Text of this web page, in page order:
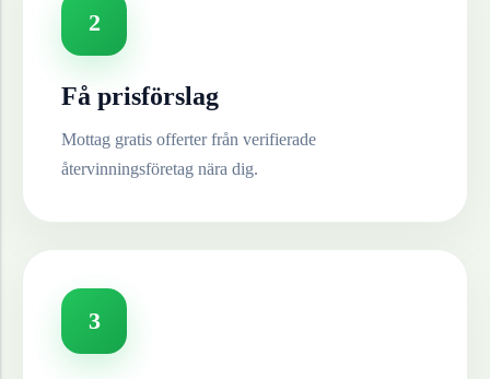
2
Få prisförslag
Mottag gratis offerter från verifierade
återvinningsföretag nära dig.
3